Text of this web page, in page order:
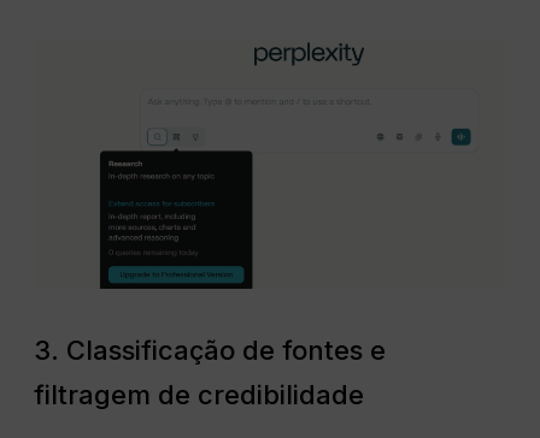
3. Classificação de fontes e
filtragem de credibilidade